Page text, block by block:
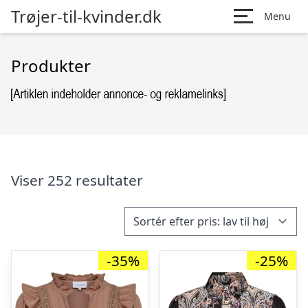
Trøjer-til-kvinder.dk Menu
Produkter
Viser 252 resultater
-35% -25%